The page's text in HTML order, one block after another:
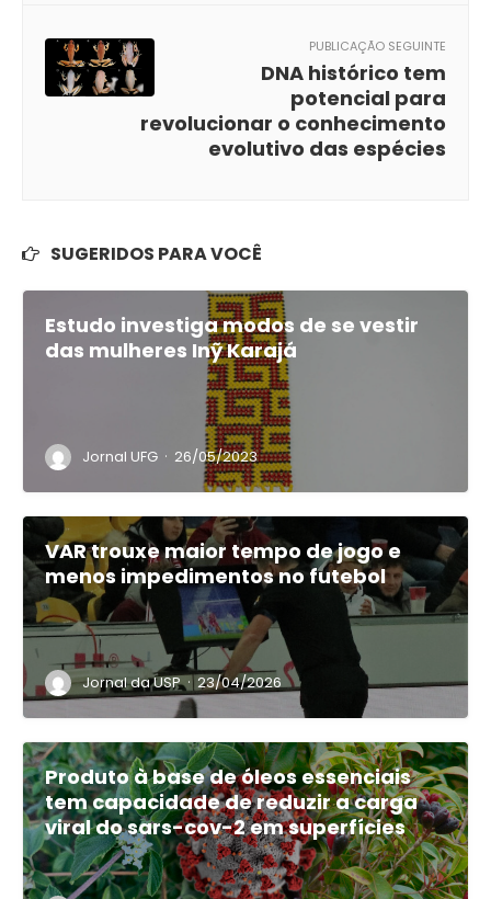
PUBLICAÇÃO SEGUINTE
DNA histórico tem
potencial para
revolucionar o conhecimento
evolutivo das espécies
SUGERIDOS PARA VOCÊ
Estudo investiga modos de se vestir
das mulheres Inỹ Karajá
Jornal UFG · 26/05/2023
VAR trouxe maior tempo de jogo e
menos impedimentos no futebol
Jornal da USP · 23/04/2026
Produto à base de óleos essenciais
tem capacidade de reduzir a carga
viral do sars-cov-2 em superfícies